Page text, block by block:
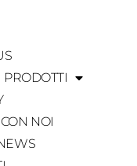
PRODOTTI
NOI